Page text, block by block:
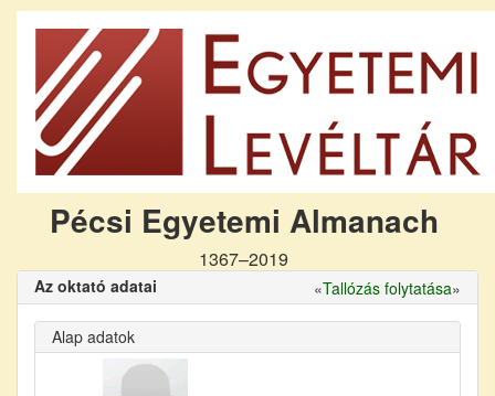
Pécsi Egyetemi Almanach
1367–2019
Az oktató adatai «Tallózás folytatása»
Alap adatok